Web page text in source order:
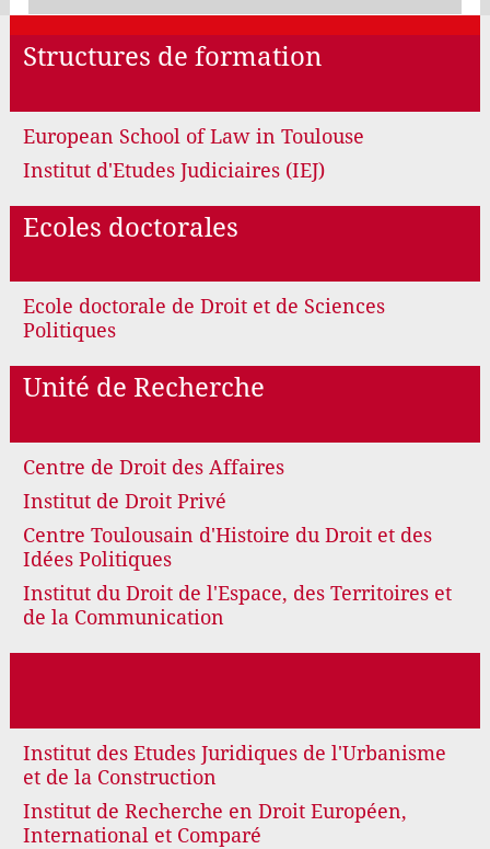
Structures de formation
European School of Law in Toulouse
Institut d'Etudes Judiciaires (IEJ)
Ecoles doctorales
Ecole doctorale de Droit et de Sciences
Politiques
Unité de Recherche
Centre de Droit des Affaires
Institut de Droit Privé
Centre Toulousain d'Histoire du Droit et des
Idées Politiques
Institut du Droit de l'Espace, des Territoires et
de la Communication
Institut des Etudes Juridiques de l'Urbanisme
et de la Construction
Institut de Recherche en Droit Européen,
International et Comparé